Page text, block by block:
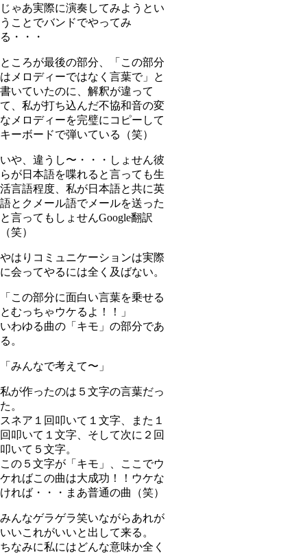
じゃあ実際に演奏してみようとい
うことでバンドでやってみ
る・・・
ところが最後の部分、「この部分
はメロディーではなく言葉で」と
書いていたのに、解釈が違って
て、私が打ち込んだ不協和音の変
なメロディーを完璧にコピーして
キーボードで弾いている（笑）
いや、違うし〜・・・しょせん彼
らが日本語を喋れると言っても生
活言語程度、私が日本語と共に英
語とクメール語でメールを送った
と言ってもしょせんGoogle翻訳
（笑）
やはりコミュニケーションは実際
に会ってやるには全く及ばない。
「この部分に面白い言葉を乗せる
とむっちゃウケるよ！！」
いわゆる曲の「キモ」の部分であ
る。
「みんなで考えて〜」
私が作ったのは５文字の言葉だっ
た。
スネア１回叩いて１文字、また１
回叩いて１文字、そして次に２回
叩いて５文字。
この５文字が「キモ」、ここでウ
ケればこの曲は大成功！！ウケな
ければ・・・まあ普通の曲（笑）
みんなゲラゲラ笑いながらあれが
いいこれがいいと出して来る。
ちなみに私にはどんな意味か全く